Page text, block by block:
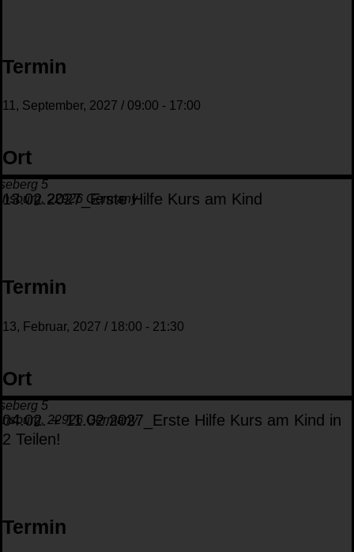
Termin
11, September, 2027 / 09:00 - 17:00
Ort
5
, 22926 Germany
13.02.2027_Erste Hilfe Kurs am Kind
Termin
13, Februar, 2027 / 18:00 - 21:30
Ort
5
, 22926 Germany
04.02. + 11.02.2027_Erste Hilfe Kurs am Kind in
2 Teilen!
Termin